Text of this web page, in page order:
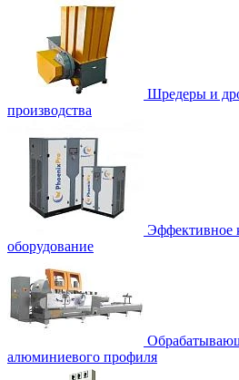
Шредеры и
производства
Эффективное
оборудование
алюминиевого профиля